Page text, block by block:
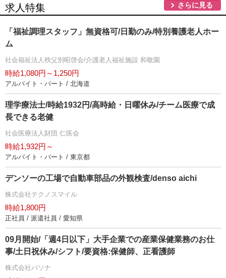
求人特集 さらに見る
「福祉調理スタッフ」無資格可/日勤のみ/特別養護老人ホー
ム
社会福祉法人秩父別昭啓会/介護老人福祉施設 和敬園
時給1,080円～1,250円
アルバイト・パート / 北海道
理学療法士/時給1932円/高時給・日曜休み/チーム医療で成
長できる老健
社会医療法人財団 仁医会
時給1,932円～
アルバイト・パート / 東京都
デンソーの工場で自動車部品の外観検査/denso aichi
株式会社テクノスマイル
時給1,800円
正社員 / 派遣社員 / 愛知県
09月開始/「週4日以下」大手企業での産業保健業務のお仕
事/土日祝休み/シフト/要資格:保健師、正看護師
株式会社パソナ